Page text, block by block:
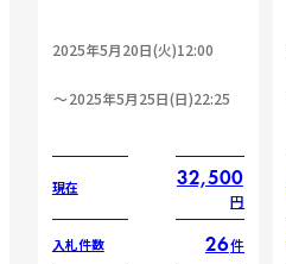
2025年5月20日(火)12:00
2025年5月25日(日)22:25
現在 32,500
円
入札件数 26件